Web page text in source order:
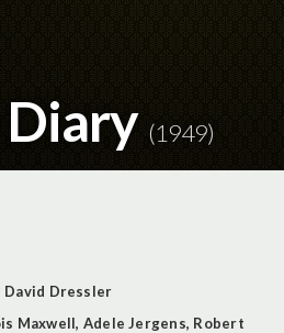
(1949)
David Dressler
Maxwell, Adele Jergens, Robert